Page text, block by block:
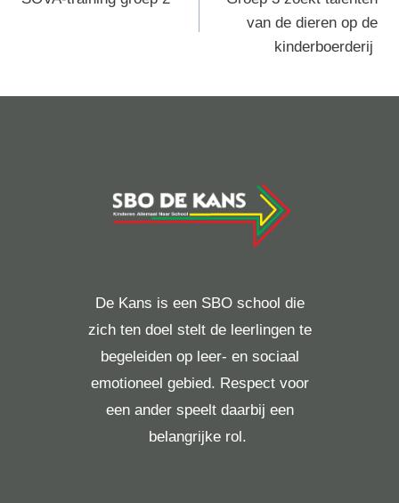
van de dieren op de
kinderboerderij
De Kans is een SBO school die
zich ten doel stelt de leerlingen te
begeleiden op leer- en sociaal
emotioneel gebied. Respect voor
een ander speelt daarbij een
belangrijke rol.